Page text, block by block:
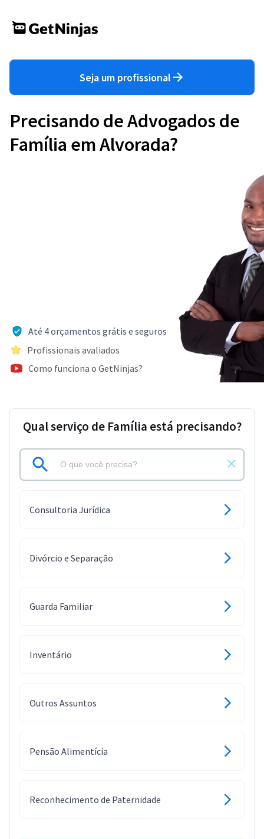
Seja um profissional
Precisando de Advogados de
Família em Alvorada?
Até 4 orçamentos grátis e seguros
Profissionais avaliados
Como funciona o GetNinjas?
Qual serviço de Família está precisando?
Consultoria Jurídica
Divórcio e Separação
Guarda Familiar
Inventário
Outros Assuntos
Pensão Alimentícia
Reconhecimento de Paternidade